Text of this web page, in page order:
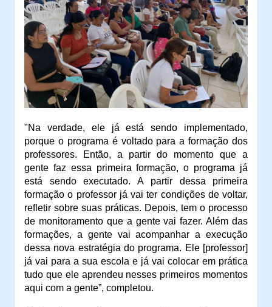
"Na verdade, ele já está sendo implementado,
porque o programa é voltado para a formação dos
professores. Então, a partir do momento que a
gente faz essa primeira formação, o programa já
está sendo executado. Apartir dessa primeira
formação o professor já vai ter condições de voltar,
refletir sobre suas práticas. Depois, tem o processo
de monitoramento que a gente vai fazer. Além das
formações, a gente vai acompanhar a execução
dessa nova estratégia do programa. Ele[professor]
já vai para a sua escola e já vai colocar em prática
tudo que ele aprendeu nesses primeiros momentos
aqui com a gente”, completou.